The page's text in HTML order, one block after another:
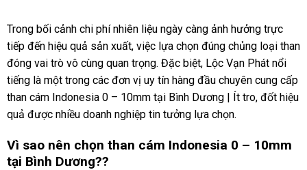
Trong bối cảnh chi phí nhiên liệu ngày càng ảnh hưởng trực
tiếp đến hiệu quả sản xuất, việc lựa chọn đúng chủng loại than
đóng vai trò vô cùng quan trọng. Đặc biệt, Lộc Vạn Phát nổi
tiếng là một trong các đơn vị uy tín hàng đầu chuyên cung cấp
than cám Indonesia 0 – 10mm tại Bình Dương | Ít tro, đốt hiệu
quả được nhiều doanh nghiệp tin tưởng lựa chọn.
Vì sao nên chọn than cám Indonesia 0 – 10mm
tại Bình Dương??